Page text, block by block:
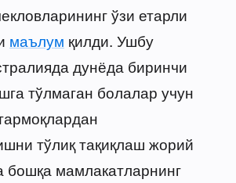
ўзи етарли
маълум қилди. Ушбу
дунёда биринчи
тўлмаган болалар учун
тўлиқ тақиқлаш жорий
бошқа мамлакатларнинг